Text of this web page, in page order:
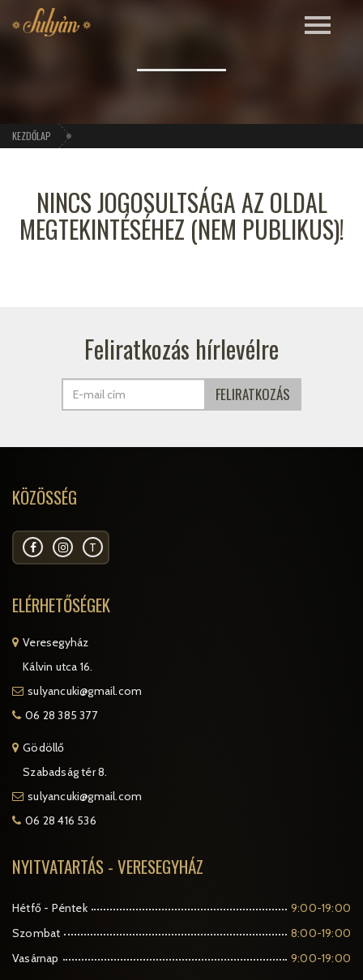
KEZDŐLAP
NINCS JOGOSULTSÁGA AZ OLDAL
MEGTEKINTÉSÉHEZ (NEM PUBLIKUS)!
Feliratkozás hírlevélre
KÖZÖSSÉG
T
ELÉRHETŐSÉGEK
Veresegyház
Kálvin utca 16.
sulyancuki@gmail.com
06 28 385 377
Gödöllő
Szabadság tér 8.
sulyancuki@gmail.com
06 28 416 536
NYITVATARTÁS - VERESEGYHÁZ
Hétfő - Péntek
9:00-19:00
Szombat
8:00-19:00
Vasárnap
9:00-19:00